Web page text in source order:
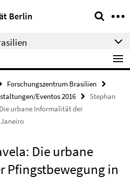
Berlin
Forschungszentrum Brasilien
Eventos 2016
Stephan
urbane Informalität der
Die urbane
Pfingstbewegung in